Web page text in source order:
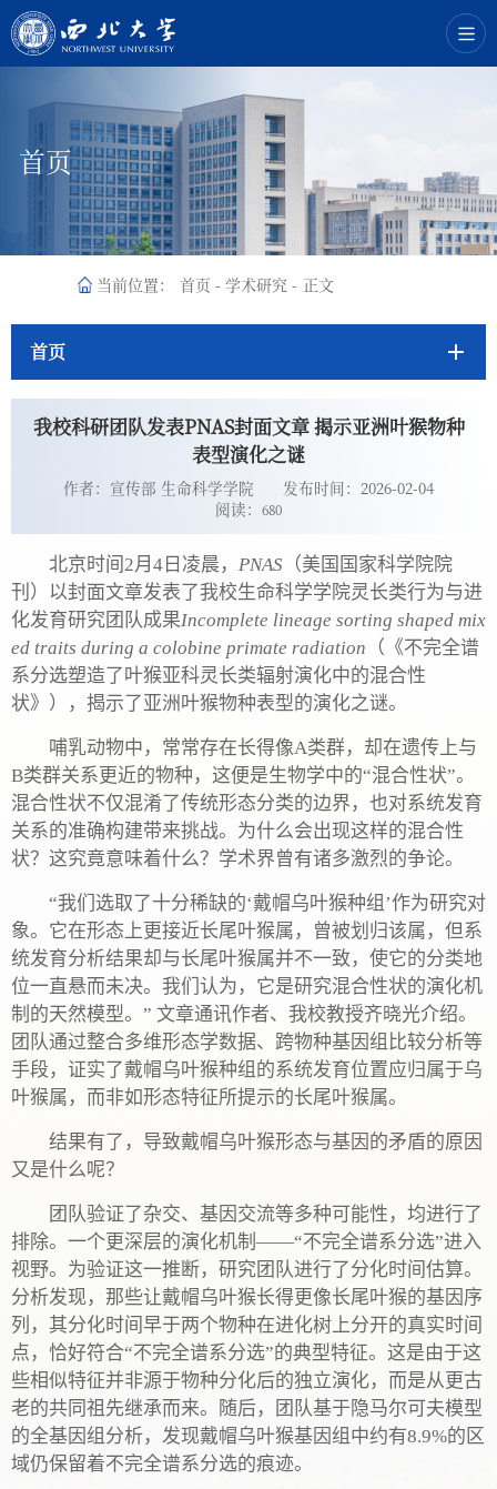
首页
当前位置： 首页 - 学术研究 - 正文
首页
我校科研团队发表PNAS封面文章 揭示亚洲叶猴物种
表型演化之谜
作者：宣传部 生命科学学院
发布时间：2026-02-04
阅读： 680
北京时间2月4日凌晨， PNAS （美国国家科学院院
刊）以封面文章发表了我校生命科学学院灵长类行为与进
化发育研究团队成果Incomplete lineage sorting shaped mix
ed traits during a colobine primate radiation （《不完全谱
系分选塑造了叶猴亚科灵长类辐射演化中的混合性
状》），揭示了亚洲叶猴物种表型的演化之谜。
哺乳动物中，常常存在长得像A类群，却在遗传上与
B类群关系更近的物种，这便是生物学中的“混合性状”。
混合性状不仅混淆了传统形态分类的边界，也对系统发育
关系的准确构建带来挑战。为什么会出现这样的混合性
状？这究竟意味着什么？学术界曾有诸多激烈的争论。
“我们选取了十分稀缺的‘戴帽乌叶猴种组’作为研究对
象。它在形态上更接近长尾叶猴属，曾被划归该属，但系
统发育分析结果却与长尾叶猴属并不一致，使它的分类地
位一直悬而未决。我们认为，它是研究混合性状的演化机
制的天然模型。” 文章通讯作者、我校教授齐晓光介绍。
团队通过整合多维形态学数据、跨物种基因组比较分析等
手段，证实了戴帽乌叶猴种组的系统发育位置应归属于乌
叶猴属，而非如形态特征所提示的长尾叶猴属。
结果有了，导致戴帽乌叶猴形态与基因的矛盾的原因
又是什么呢？
团队验证了杂交、基因交流等多种可能性，均进行了
排除。一个更深层的演化机制——“不完全谱系分选”进入
视野。为验证这一推断，研究团队进行了分化时间估算。
分析发现，那些让戴帽乌叶猴长得更像长尾叶猴的基因序
列，其分化时间早于两个物种在进化树上分开的真实时间
点，恰好符合“不完全谱系分选”的典型特征。这是由于这
些相似特征并非源于物种分化后的独立演化，而是从更古
老的共同祖先继承而来。随后，团队基于隐马尔可夫模型
的全基因组分析，发现戴帽乌叶猴基因组中约有8.9%的区
域仍保留着不完全谱系分选的痕迹。